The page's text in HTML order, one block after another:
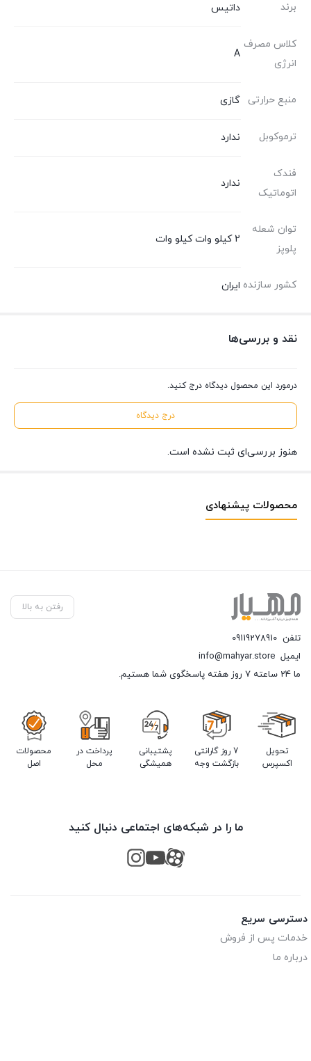
برند داتیس
کلاس مصرف
انرژی
A
منبع حرارتی گازی
ترموکوبل ندارد
فندک
اتوماتیک
ندارد
توان شعله
پلوپز
2 کیلو وات کیلو وات
کشور سازنده ایران
نقد و بررسی‌ها
درمورد این محصول دیدگاه درج کنید.
درج دیدگاه
هنوز بررسی‌ای ثبت نشده است.
محصولات پیشنهادی
رفتن به بالا
تلفن 09119278910
ایمیل info@mahyar.store
ما 24 ساعته 7 روز هفته پاسخگوی شما هستیم.
تحویل
اکسپرس
7 روز گارانتی
بازگشت وجه
پشتیبانی
همیشگی
پرداخت در
محل
محصولات
اصل
ما را در شبکه‌های اجتماعی دنبال کنید
دسترسی سریع
خدمات پس از فروش
درباره ما